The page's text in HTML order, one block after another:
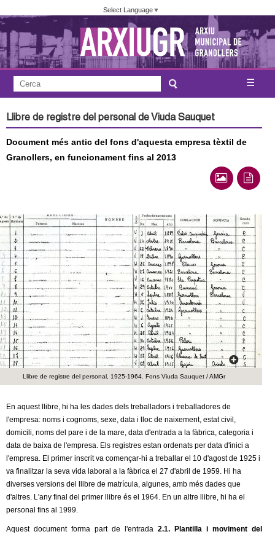
Vés
contingut
Select Language▼
u
n
a
m
e
n
t
d
e
a
n
o
☰
F
o
r
m
u
r
i
d
e
c
e
r
c
a
e
r
c
a
Llibre de registre del personal de Viuda Sauquet
Document més antic del fons d'aquesta empresa tèxtil de
Granollers, en funcionament fins al 2013
Llibre de registre del personal, 1925-1964. Fons Viuda Sauquet / AMGr
En aquest llibre, hi ha les dades dels treballadors i treballadores de
l'empresa: noms i cognoms, sexe, data i lloc de naixement, estat civil,
domicili, noms del pare i de la mare, data d'entrada a la fàbrica, categoria i
data de baixa de l'empresa. Els registres estan ordenats per data d'inici a
l'empresa. El primer inscrit va començar-hi a treballar el 10 d'agost de 1925 i
va finalitzar la seva vida laboral a la fàbrica el 27 d'abril de 1959. Hi ha
diverses versions del llibre de matrícula, algunes, amb més dades que
d'altres. L'any final del primer llibre és el 1964. En un altre llibre, hi ha el
personal fins al 1999.
Aquest document forma part de l'entrada 2.1. Plantilla i moviment del